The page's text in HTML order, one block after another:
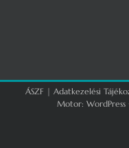
ÁSZF | Adatkezelési
Motor: WordPress